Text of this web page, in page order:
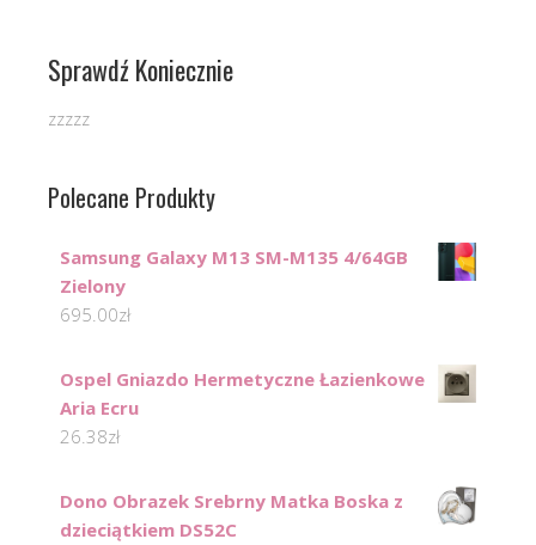
Sprawdź Koniecznie
zzzzz
Polecane Produkty
Samsung Galaxy M13 SM-M135 4/64GB
Zielony
695.00zł
Ospel Gniazdo Hermetyczne Łazienkowe
Aria Ecru
26.38zł
Dono Obrazek Srebrny Matka Boska z
dzieciątkiem DS52C